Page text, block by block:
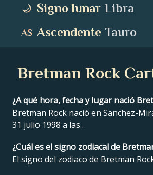
Signo lunar Libra
Ascendente Tauro
Bretman Rock
¿A qué hora, fecha y lugar nació
Bretman Rock nació en Sanchez-
31 julio 1998 a las .
¿Cuál es el signo zodiacal de Bretman
El signo del zodiaco de Bretman Rock